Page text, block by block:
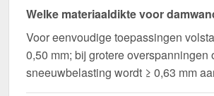
Welke materiaaldikte voor
Voor eenvoudige toepassingen
0,50 mm; bij grotere overspanningen
sneeuwbelasting wordt ≥ 0,63 mm